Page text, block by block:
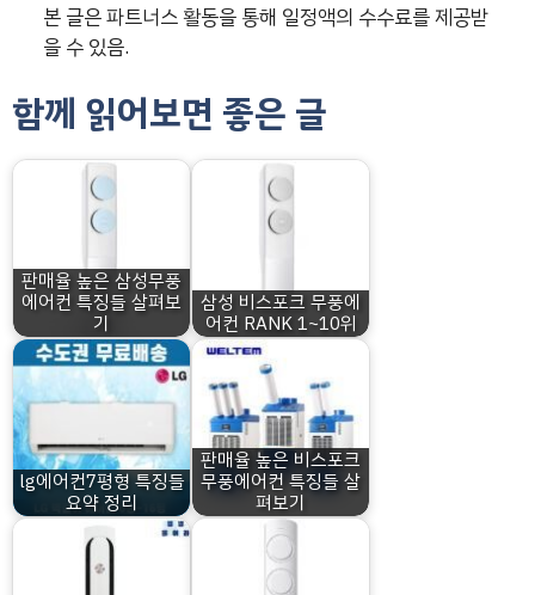
본 글은 파트너스 활동을 통해 일정액의 수수료를 제공받
을 수 있음.
함께 읽어보면 좋은 글
판매율 높은 삼성무풍
에어컨 특징들 살펴보
기
삼성 비스포크 무풍에
어컨 RANK 1~10위
lg에어컨7평형 특징들
요약 정리
판매율 높은 비스포크
무풍에어컨 특징들 살
펴보기